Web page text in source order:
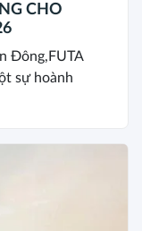
CHO
Đông,FUTA
sự hoành